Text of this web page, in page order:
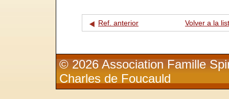
Ref. anterior Volver a la
© 2026 Association Famille
Charles de Foucauld